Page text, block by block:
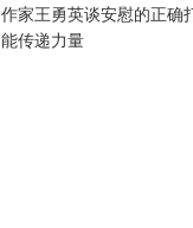
作家王勇英谈安慰的正确
能传递力量